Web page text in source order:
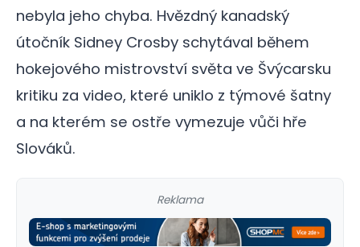
nebyla jeho chyba. Hvězdný kanadský
útočník Sidney Crosby schytával během
hokejového mistrovství světa ve Švýcarsku
kritiku za video, které uniklo z týmové šatny
a na kterém se ostře vymezuje vůči hře
Slováků.
Reklama